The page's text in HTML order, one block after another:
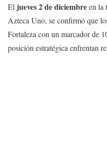
El jueves 2 de diciembreen la
Azteca Uno, se confirmó que
Fortaleza con un marcador de
posición estratégica enfrentan